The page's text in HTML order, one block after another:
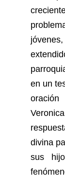
en un
divina
sus